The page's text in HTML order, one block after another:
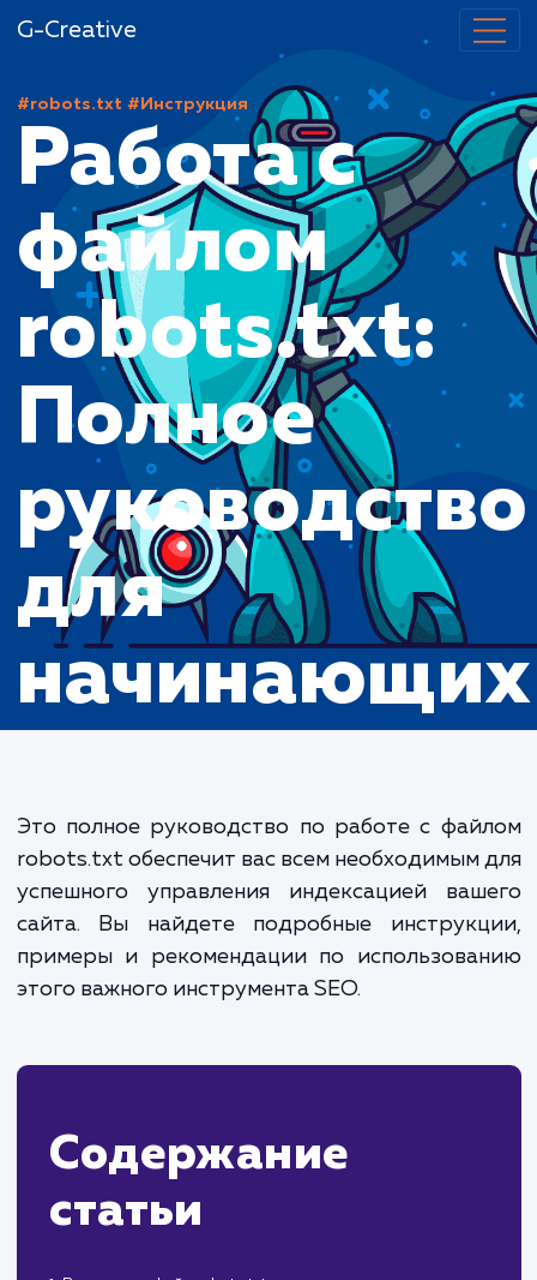
G-Creative
#Инструкция
Работа с
файлом
robots.txt:
Полное
для
Это полное руководство по работе с
robots.txt обеспечит вас всем необходимым
успешного управления индексацией
примеры и рекомендации по